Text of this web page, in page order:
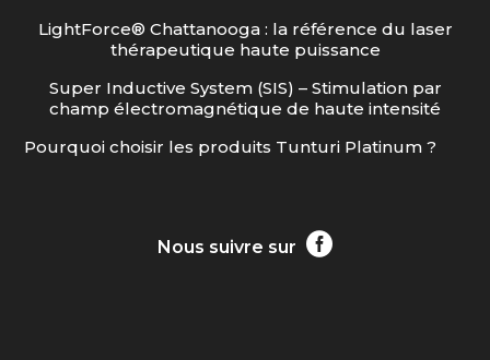
LightForce® Chattanooga : la référence du laser
thérapeutique haute puissance
Super Inductive System (SIS) – Stimulation par
champ électromagnétique de haute intensité
Pourquoi choisir les produits Tunturi Platinum ?
Nous suivre sur 